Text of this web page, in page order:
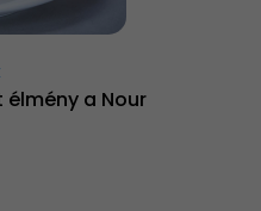
a Nour